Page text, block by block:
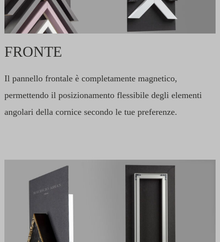
FRONTE
Il pannello frontale è completamente magnetico,
permettendo il posizionamento flessibile degli elementi
angolari della cornice secondo le tue preferenze.